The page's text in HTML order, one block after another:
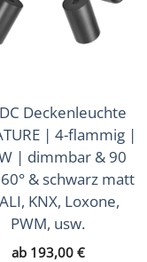
Deckenleuchte
| 4-flammig |
| dimmbar & 90
& schwarz matt
KNX, Loxone,
PWM, usw.
ab 193,00 €